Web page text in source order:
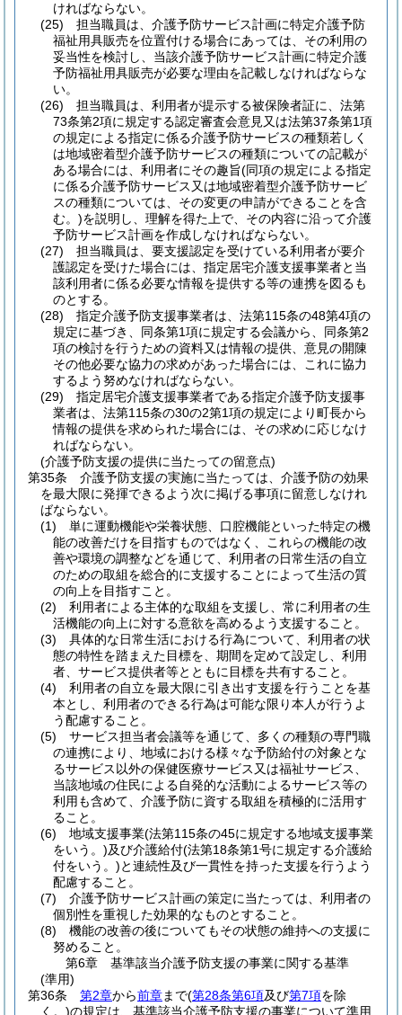
ければならない。
(25)
担当職員は、介護予防サービス計画に特定介護予防
福祉用具販売を位置付ける場合にあっては、その利用の
妥当性を検討し、当該介護予防サービス計画に特定介護
予防福祉用具販売が必要な理由を記載しなければならな
い。
(26)
担当職員は、利用者が提示する被保険者証に、法第
73条第2項に規定する認定審査会意見又は法第37条第1項
の規定による指定に係る介護予防サービスの種類若しく
は地域密着型介護予防サービスの種類についての記載が
ある場合には、利用者にその趣旨(同項の規定による指定
に係る介護予防サービス又は地域密着型介護予防サービ
スの種類については、その変更の申請ができることを含
む。)を説明し、理解を得た上で、その内容に沿って介護
予防サービス計画を作成しなければならない。
(27)
担当職員は、要支援認定を受けている利用者が要介
護認定を受けた場合には、指定居宅介護支援事業者と当
該利用者に係る必要な情報を提供する等の連携を図るも
のとする。
(28)
指定介護予防支援事業者は、法第115条の48第4項の
規定に基づき、同条第1項に規定する会議から、同条第2
項の検討を行うための資料又は情報の提供、意見の開陳
その他必要な協力の求めがあった場合には、これに協力
するよう努めなければならない。
(29)
指定居宅介護支援事業者である指定介護予防支援事
業者は、法第115条の30の2第1項の規定により町長から
情報の提供を求められた場合には、その求めに応じなけ
ればならない。
(介護予防支援の提供に当たっての留意点)
第35条
介護予防支援の実施に当たっては、介護予防の効果
を最大限に発揮できるよう次に掲げる事項に留意しなけれ
ばならない。
(1)
単に運動機能や栄養状態、口腔機能といった特定の機
能の改善だけを目指すものではなく、これらの機能の改
善や環境の調整などを通じて、利用者の日常生活の自立
のための取組を総合的に支援することによって生活の質
の向上を目指すこと。
(2)
利用者による主体的な取組を支援し、常に利用者の生
活機能の向上に対する意欲を高めるよう支援すること。
(3)
具体的な日常生活における行為について、利用者の状
態の特性を踏まえた目標を、期間を定めて設定し、利用
者、サービス提供者等とともに目標を共有すること。
(4)
利用者の自立を最大限に引き出す支援を行うことを基
本とし、利用者のできる行為は可能な限り本人が行うよ
う配慮すること。
(5)
サービス担当者会議等を通じて、多くの種類の専門職
の連携により、地域における様々な予防給付の対象とな
るサービス以外の保健医療サービス又は福祉サービス、
当該地域の住民による自発的な活動によるサービス等の
利用も含めて、介護予防に資する取組を積極的に活用す
ること。
(6)
地域支援事業(法第115条の45に規定する地域支援事業
をいう。)及び介護給付(法第18条第1号に規定する介護給
付をいう。)と連続性及び一貫性を持った支援を行うよう
配慮すること。
(7)
介護予防サービス計画の策定に当たっては、利用者の
個別性を重視した効果的なものとすること。
(8)
機能の改善の後についてもその状態の維持への支援に
努めること。
第6章
基準該当介護予防支援の事業に関する基準
(準用)
第36条
第2章から前章まで(第28条第6項及び第7項を除
く。)の規定は、基準該当介護予防支援の事業について準用